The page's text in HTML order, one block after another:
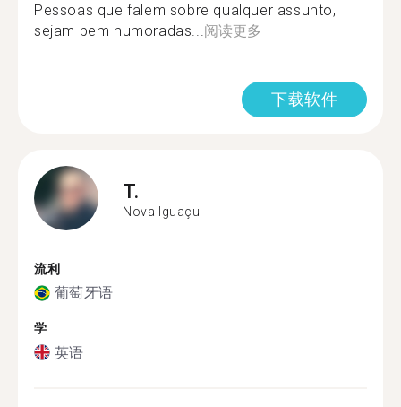
Pessoas que falem sobre qualquer assunto,
sejam bem humoradas... 阅读更多
下载软件
T.
Nova Iguaçu
流利
葡萄牙语
学
英语